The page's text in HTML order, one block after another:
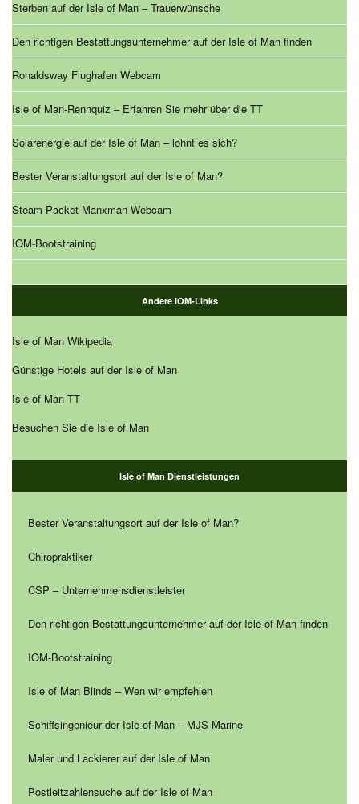
Sterben auf der Isle of Man – Trauerwünsche
Den richtigen Bestattungsunternehmer auf der Isle of Man finden
Ronaldsway Flughafen Webcam
Isle of Man-Rennquiz – Erfahren Sie mehr über die TT
Solarenergie auf der Isle of Man – lohnt es sich?
Bester Veranstaltungsort auf der Isle of Man?
Steam Packet Manxman Webcam
IOM-Bootstraining
Andere IOM-Links
Isle of Man Wikipedia
Günstige Hotels auf der Isle of Man
Isle of Man TT
Besuchen Sie die Isle of Man
Isle of Man Dienstleistungen
Bester Veranstaltungsort auf der Isle of Man?
Chiropraktiker
CSP – Unternehmensdienstleister
Den richtigen Bestattungsunternehmer auf der Isle of Man finden
IOM-Bootstraining
Isle of Man Blinds – Wen wir empfehlen
Schiffsingenieur der Isle of Man – MJS Marine
Maler und Lackierer auf der Isle of Man
Postleitzahlensuche auf der Isle of Man